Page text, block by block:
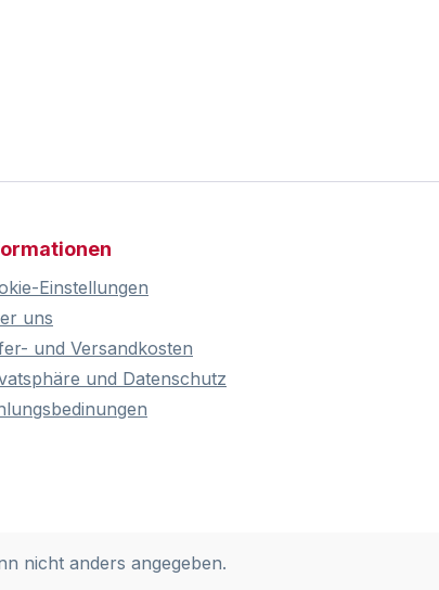
Einstellungen
uns
und Versandkosten
und Datenschutz
nicht anders angegeben.